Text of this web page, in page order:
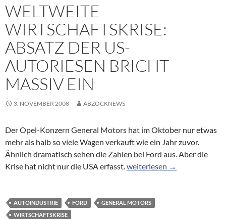
WELTWEITE
WIRTSCHAFTSKRISE:
ABSATZ DER US-
AUTORIESEN BRICHT
MASSIV EIN
3. NOVEMBER 2008 ABZOCKNEWS
Der Opel-Konzern General Motors hat im Oktober nur etwas
mehr als halb so viele Wagen verkauft wie ein Jahr zuvor.
Ähnlich dramatisch sehen die Zahlen bei Ford aus. Aber die
Krise hat nicht nur die USA erfasst.Weltweite Wirtschaftskrise:
weiterlesen →
AUTOINDUSTRIE FORD
GENERAL MOTORS
WIRTSCHAFTSKRISE